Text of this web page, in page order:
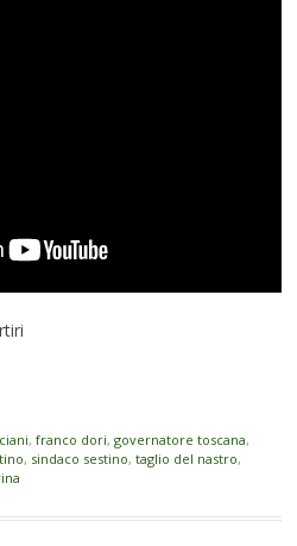
, franco dori, governatore toscana,
, sindaco sestino, taglio del nastro,